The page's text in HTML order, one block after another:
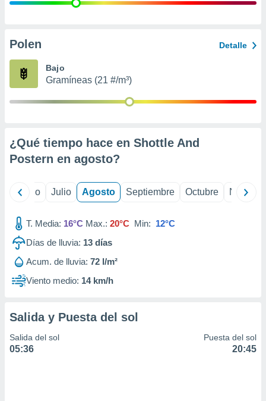
e
publicidad
Polen Detalle
Bajo
Gramíneas (21 #/m³)
¿Qué tiempo hace en Shottle And
Postern en agosto?
Junio Julio Agosto Septiembre Octubre
T. Media: 16°C Max.: 20°C Min: 12°C
Días de lluvia: 13 días
Acum. de lluvia: 72 l/m²
Viento medio: 14 km/h
Salida y Puesta del sol
Salida del sol
05:36
Puesta del sol
20:45